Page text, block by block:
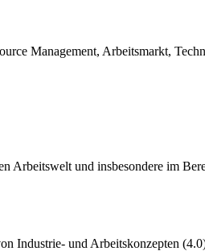
Management, Arbeitsmarkt,
und insbesondere im
Industrie- und Arbeitskonzepten